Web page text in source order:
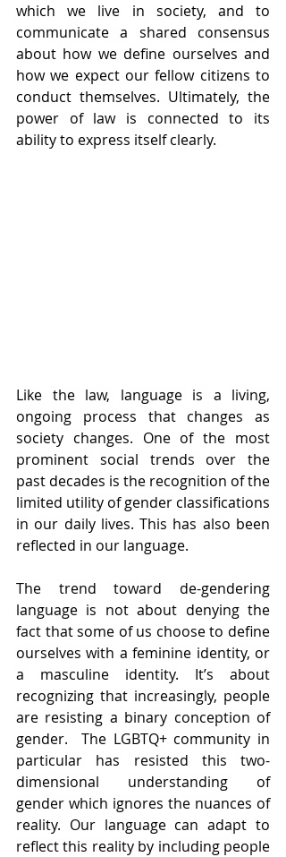
which we live in society, and to
communicate a shared consensus
about how we define ourselves and
how we expect our fellow citizens to
conduct themselves. Ultimately, the
power of law is connected to its
ability to express itself clearly.
Like the law, language is a living,
ongoing process that changes as
society changes. One of the most
prominent social trends over the
past decades is the recognition of the
limited utility of gender classifications
in our daily lives. This has also been
reflected in our language.
The trend toward de-gendering
language is not about denying the
fact that some of us choose to define
ourselves with a feminine identity, or
a masculine identity. It’s about
recognizing that increasingly, people
are resisting a binary conception of
gender.  The LGBTQ+ community in
particular has resisted this two-
dimensional understanding of
gender which ignores the nuances of
reality. Our language can adapt to
reflect this reality by including people